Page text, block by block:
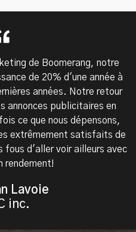
de Boomerang, notre
de 20% d'une année à
années. Notre retour
annonces publicitaires en
ce que nous dépensons,
extrêmement satisfaits de
fous d'aller voir ailleurs avec
rendement!
Lavoie
inc.